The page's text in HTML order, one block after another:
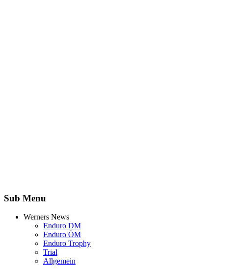
Sub Menu
Werners News
Enduro DM
Enduro ÖM
Enduro Trophy
Trial
Allgemein